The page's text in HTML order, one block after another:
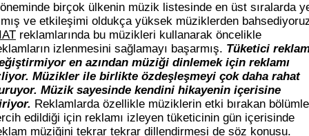
birçok ülkenin müzik listesinde en üst sıralarda
ve etkileşimi oldukça yüksek müziklerden
reklamlarında bu müzikleri kullanarak öncelikle
izlenmesini sağlamayı başarmış. Tüketici
en azından müziği dinlemek için reklamı
Müzikler ile birlikte özdeşleşmeyi çok daha rahat
Müzik sayesinde kendini hikayenin içerisine
Reklamlarda özellikle müziklerin etki bırakan
edildiği için reklamı izleyen tüketicinin gün içerisinde
müziğini tekrar tekrar dillendirmesi de söz konusu.